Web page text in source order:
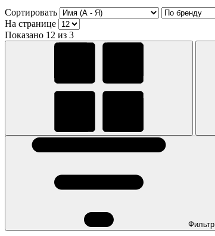
Сортировать
На странице
Показано 12 из 3
Фильтр